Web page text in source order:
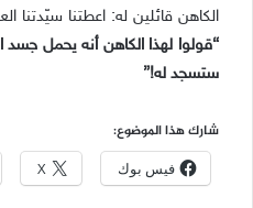
الكاهن قائلين له: اعطتنا سيّدتنا
“قولوا لهذا الكاهن أنه يحمل جسد
ستسجد له!”
شارك هذا الموضوع:
فيس بوك X